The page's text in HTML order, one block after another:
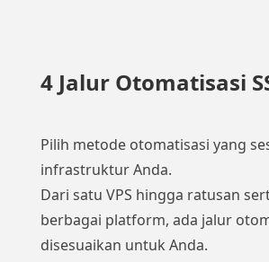
4 Jalur Otomatisasi
Pilih metode otomatisasi yang
infrastruktur Anda.
Dari satu VPS hingga ratusan
berbagai platform, ada jalur
disesuaikan untuk Anda.